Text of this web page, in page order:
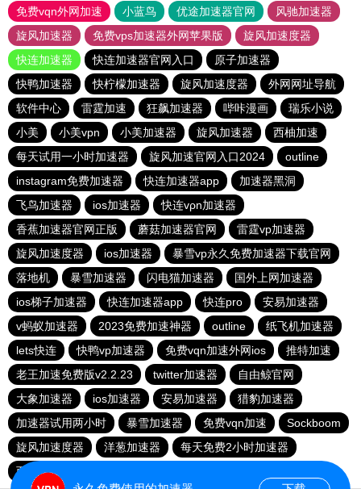
免费vqn外网加速
小蓝鸟 优途加速器官网
风驰加速器
旋风加速器
免费vps加速器外网苹果版
旋风加速度器
快连加速器
快连加速器官网入口
原子加速器
快鸭加速器
快柠檬加速器 旋风加速度器
外网网址导航
软件中心
雷霆加速 狂飙加速器 哔咔漫画
瑞乐小说
小美
小美vpn 小美加速器 旋风加速器
西柚加速
每天试用一小时加速器
旋风加速官网入口2024
outline
instagram免费加速器
快连加速器app
加速器黑洞
飞鸟加速器
ios加速器
快连vρn加速器
香蕉加速器官网正版
蘑菇加速器官网
雷霆vp加速器
旋风加速度器
ios加速器
暴雪vp永久免费加速器下载官网
落地机
暴雪加速器 闪电猫加速器
国外上网加速器
ios梯子加速器
快连加速器app 快连pro
安易加速器
v蚂蚁加速器
2023免费加速神器 outline
纸飞机加速器
lets快连
快鸭vp加速器 免费vqn加速外网ios
推特加速
老王加速免费版v2.2.23
twitter加速器
自由鲸官网
大象加速器
ios加速器 安易加速器
猎豹加速器
加速器试用两小时
暴雪加速器 免费vqn加速
Sockboom
旋风加速度器
洋葱加速器
每天免费2小时加速器
西柚加速器